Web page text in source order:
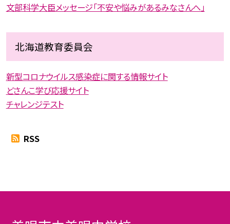
文部科学大臣メッセージ「不安や悩みがあるみなさんへ」
北海道教育委員会
新型コロナウイルス感染症に関する情報サイト
どさんこ学び応援サイト
チャレンジテスト
RSS